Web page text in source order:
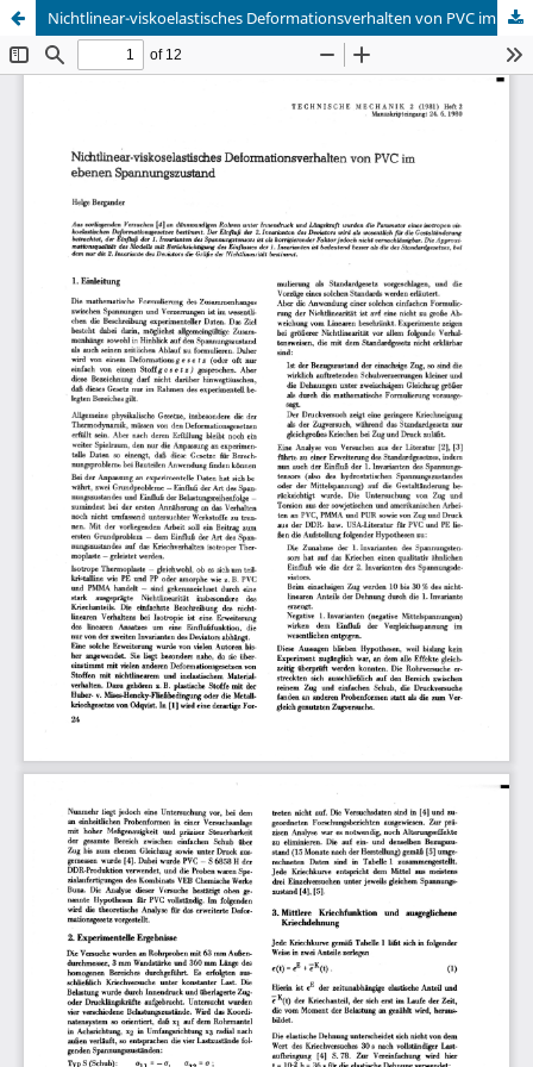
Nichtlinear-viskoelastisches Deformationsverhalten von PVC im ebenen Spannungszustand